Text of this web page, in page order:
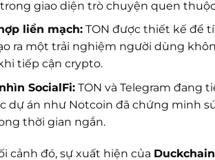
giao diện trò chuyện quen
liền mạch:TON được thiết kế để
ra một trải nghiệm người dùng
tiếp cận crypto.
SocialFi:TON và Telegram đang
dự án như Notcoin đã chứng minh
thời gian ngắn.
cảnh đó, sự xuất hiện của Duckchain